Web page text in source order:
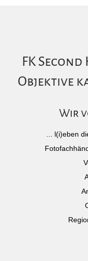
FK
Objektive
Wir
... l(i)eben